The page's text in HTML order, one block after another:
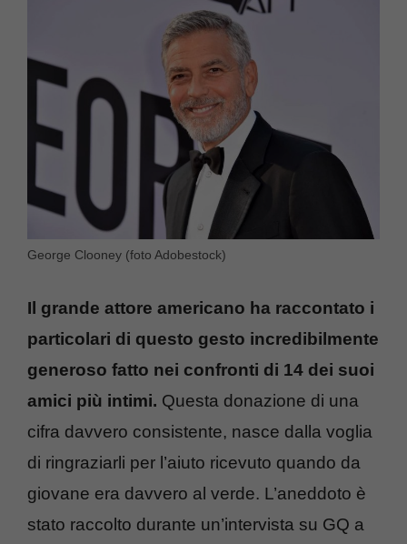
George Clooney (foto Adobestock)
Il grande attore americano ha raccontato i
particolari di questo gesto incredibilmente
generoso fatto nei confronti di 14 dei suoi
amici più intimi. Questa donazione di una
cifra davvero consistente, nasce dalla voglia
di ringraziarli per l’aiuto ricevuto quando da
giovane era davvero al verde. L’aneddoto è
stato raccolto durante un’intervista su GQ a